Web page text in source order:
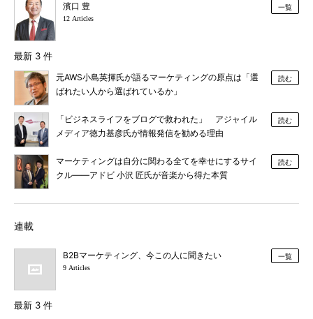
濱口 豊
12 Articles
一覧
最新 3 件
元AWS小島英揮氏が語るマーケティングの原点は「選
ばれたい人から選ばれているか」
読む
「ビジネスライフをブログで救われた」 アジャイル
メディア徳力基彦氏が情報発信を勧める理由
読む
マーケティングは自分に関わる全てを幸せにするサイ
クル――アドビ 小沢 匠氏が音楽から得た本質
読む
連載
B2Bマーケティング、今この人に聞きたい
9 Articles
一覧
最新 3 件